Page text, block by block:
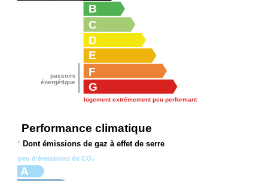
logement extrêmement peu performant
B
C
D
E
passoire
énergétique
F
G
Performance climatique
* Dont émissions de gaz à effet de serre
A
peu d'émissions de CO₂